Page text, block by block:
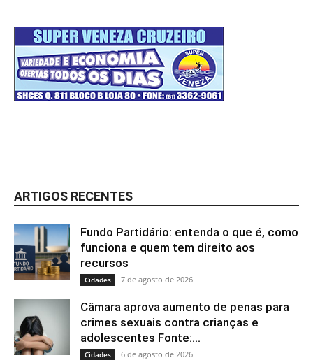
ARTIGOS RECENTES
Fundo Partidário: entenda o que é, como
funciona e quem tem direito aos
recursos
Cidades 7 de agosto de 2026
Câmara aprova aumento de penas para
crimes sexuais contra crianças e
adolescentes Fonte:...
Cidades 6 de agosto de 2026